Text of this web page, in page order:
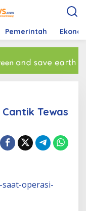
Pemerintah
Tewas